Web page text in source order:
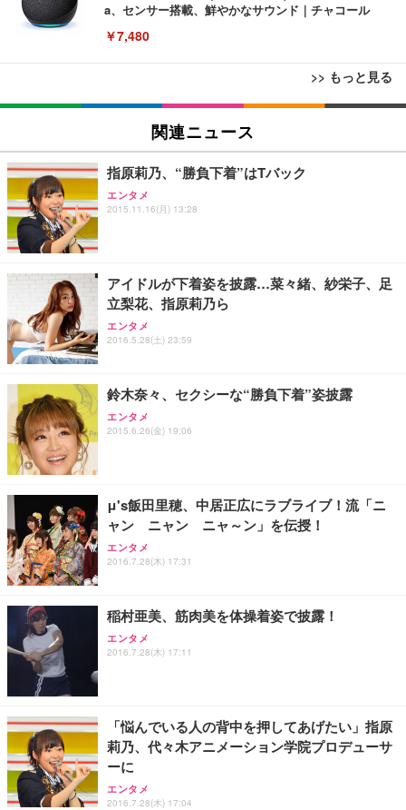
a、センサー搭載、鮮やかなサウンド｜チャコール
￥7,480
>> もっと見る
[EdoErgo] オフィスチェア 椅子 テレワーク 疲れな
い 跳ね上げ式アームレスト コンパクト 約105度ロッ
キング pc 事務椅子 360度回転 座面昇降 強化ナイロ
ン樹脂ベース 通気性メッシュ 在宅ワーク H-WY01
(黒網+黒枠+黒足)
￥5,699
Sezlife オフィスチェア デスクチェア 疲れない テレ
ワーク チェア 強化バックレスト 30度ロッキング機
ョン PCチェア 通気性メッシュ ゲーミング/勉強/事
務用 おしゃれ パソコンチェア (ブラック)
￥7,680
Sezlife オフィスチェア デスクチェア 疲れない テレ
ョン PCチェア 通気性メッシュ ゲーミング/勉強/事
務用 おしゃれ パソコンチェア (ホワイト)
ANDWINT オフィスチェア デスクチェア 肘なし メ
ッシュ 通気性 ランバーサポート付き 腰サポート ガ
ス圧無段階昇降 360度回転 キャスター付き コンパク
EIZO ビジネス向けプレミアムモニター | FlexScan
EV3240X-WT | 31.5型4K UHD・USB Type-C・ホワ
￥105,595
EIZO ビジネス向けプレミアムモニター | FlexScan
￥109,572
【純正品】27"ゲーミングモニター DualSense 充電
フック付き（CFI-ZDM1J）
【整備済み品】Dell E2724HS 27インチ 液晶モニタ
【MiniLED/24.5inch/280Hz/FHD】GRAPHT THE S
HOOTER Gaming Monitor 24” Essential ゲーミン
グモニター QD 24.5インチ 1ms FHD 量子ドット 残
Amazonベーシック ペットシーツ 薄型 レギュラー 1
回使い捨て 無香料 ホワイト 300枚
￥3,373
ネオ・ルーライフ ネオ・オムツ L 中型犬用 26枚入
Smart Basic(スマートベーシック) 【Amazon.co.jp
アイリスオーヤマ ペットシーツ 超厚型 お徳用 レギ
ュラー 200枚入【Amazon.co.jp限定】
関連ニュース
指原莉乃、“勝負下着”はTバック
エンタメ
2015.11.16(月) 13:28
アイドルが下着姿を披露…菜々緒、紗栄子、足
立梨花、指原莉乃ら
エンタメ
2016.5.28(土) 23:59
鈴木奈々、セクシーな“勝負下着”姿披露
エンタメ
2015.6.26(金) 19:06
μ's飯田里穂、中居正広にラブライブ！流「ニ
ャン ニャン ニャ～ン」を伝授！
エンタメ
2016.7.28(木) 17:31
稲村亜美、筋肉美を体操着姿で披露！
エンタメ
2016.7.28(木) 17:11
「悩んでいる人の背中を押してあげたい」指原
莉乃、代々木アニメーション学院プロデューサ
ーに
エンタメ
2016.7.28(木) 17:04